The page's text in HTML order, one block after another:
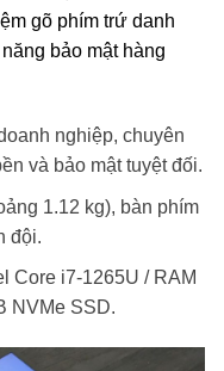
gõ phím trứ danh
bảo mật hàng
nghiệp, chuyên
và bảo mật tuyệt đối.
1.12 kg), bàn phím
đội.
Core i7-1265U / RAM
NVMe SSD.